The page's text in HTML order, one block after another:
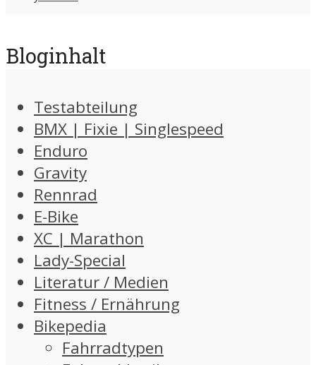
Bloginhalt
Testabteilung
BMX | Fixie | Singlespeed
Enduro
Gravity
Rennrad
E-Bike
XC | Marathon
Lady-Special
Literatur / Medien
Fitness / Ernährung
Bikepedia
Fahrradtypen